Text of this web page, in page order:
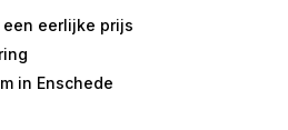
eerlijke prijs
in Enschede